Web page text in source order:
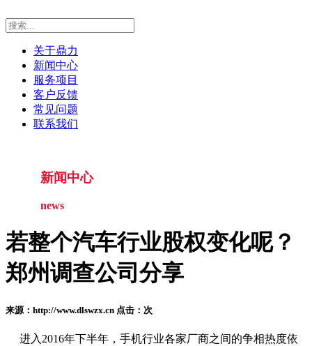
关于鼎力
新闻中心
服务项目
客户反馈
常见问题
联系我们
新闻中心
news
若整个汽车行业股权变化呢？
郑州调查公司分享
来源：http://www.dlswzx.cn 点击： 次
进入2016年下半年，手机行业各家厂商之间的争相热度依